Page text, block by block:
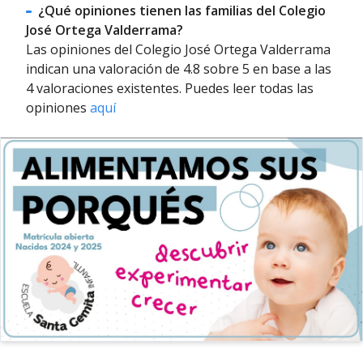
¿Qué opiniones tienen las familias del Colegio
José Ortega Valderrama?
Las opiniones del Colegio José Ortega Valderrama
indican una valoración de 4.8 sobre 5 en base a las
4 valoraciones existentes. Puedes leer todas las
opiniones aquí